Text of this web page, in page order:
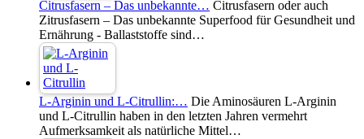
Citrusfasern – Das unbekannte… Citrusfasern oder auch
Zitrusfasern – Das unbekannte Superfood für Gesundheit und
Ernährung - Ballaststoffe sind…
L-Arginin und L-Citrullin:… Die Aminosäuren L-Arginin
und L-Citrullin haben in den letzten Jahren vermehrt
Aufmerksamkeit als natürliche Mittel…